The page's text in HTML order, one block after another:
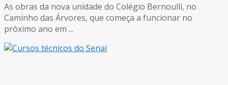
As obras da nova unidade do Colégio Bernoulli, no
Caminho das Árvores, que começa a funcionar no
próximo ano em ...